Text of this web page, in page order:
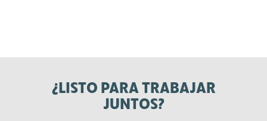
¿LISTO PARA TRABAJAR
JUNTOS?